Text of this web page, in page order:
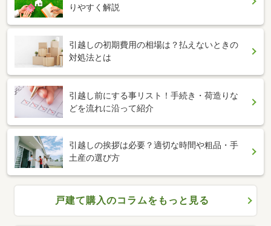
りやすく解説
引越しの初期費用の相場は？払えないときの
対処法とは
引越し前にする事リスト！手続き・荷造りな
どを流れに沿って紹介
引越しの挨拶は必要？適切な時間や粗品・手
土産の選び方
戸建て購入のコラムをもっと見る